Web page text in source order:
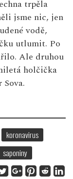
trpěla
jsme nic, jen
vodě,
utlumit. Po
Ale druhou
holčička
koronavirus
saponiny